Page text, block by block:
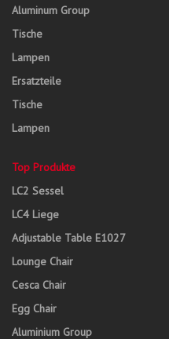
Aluminum Group
Tische
Lampen
Ersatzteile
Tische
Lampen
Top Produkte
LC2 Sessel
LC4 Liege
Adjustable Table E1027
Lounge Chair
Cesca Chair
Egg Chair
Aluminium Group